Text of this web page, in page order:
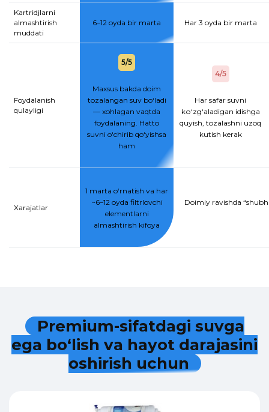
Kartridjlarni
almashtirish
muddati
6–12 oyda bir marta Har 3 oyda bir marta
Foydalanish
qulayligi
5/5
Maxsus bakda doim
tozalangan suv bo‘ladi
— xohlagan vaqtda
foydalaning. Hatto
suvni o‘chirib qo‘yishsa
ham
4/5
Har safar suvni
kо‘zg‘aladigan idishga
quyish, tozalashni uzoq
kutish kerak
Xarajatlar
1 marta o‘rnatish va har
~6–12 oyda filtrlovchi
elementlarni
almashtirish kifoya
Doimiy ravishda
Premium-sifatdagi suvga
ega bo‘lish va hayot darajasini
oshirish uchun